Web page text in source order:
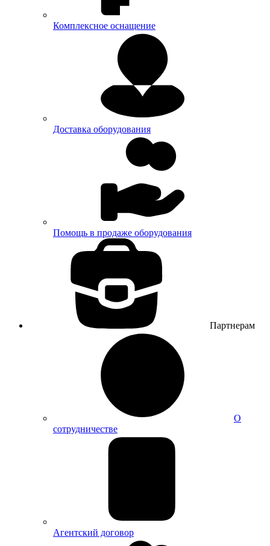
Комплексное оснащение
Доставка оборудования
Помощь в продаже оборудования
Партнерам
О
сотрудничестве
Агентский договор